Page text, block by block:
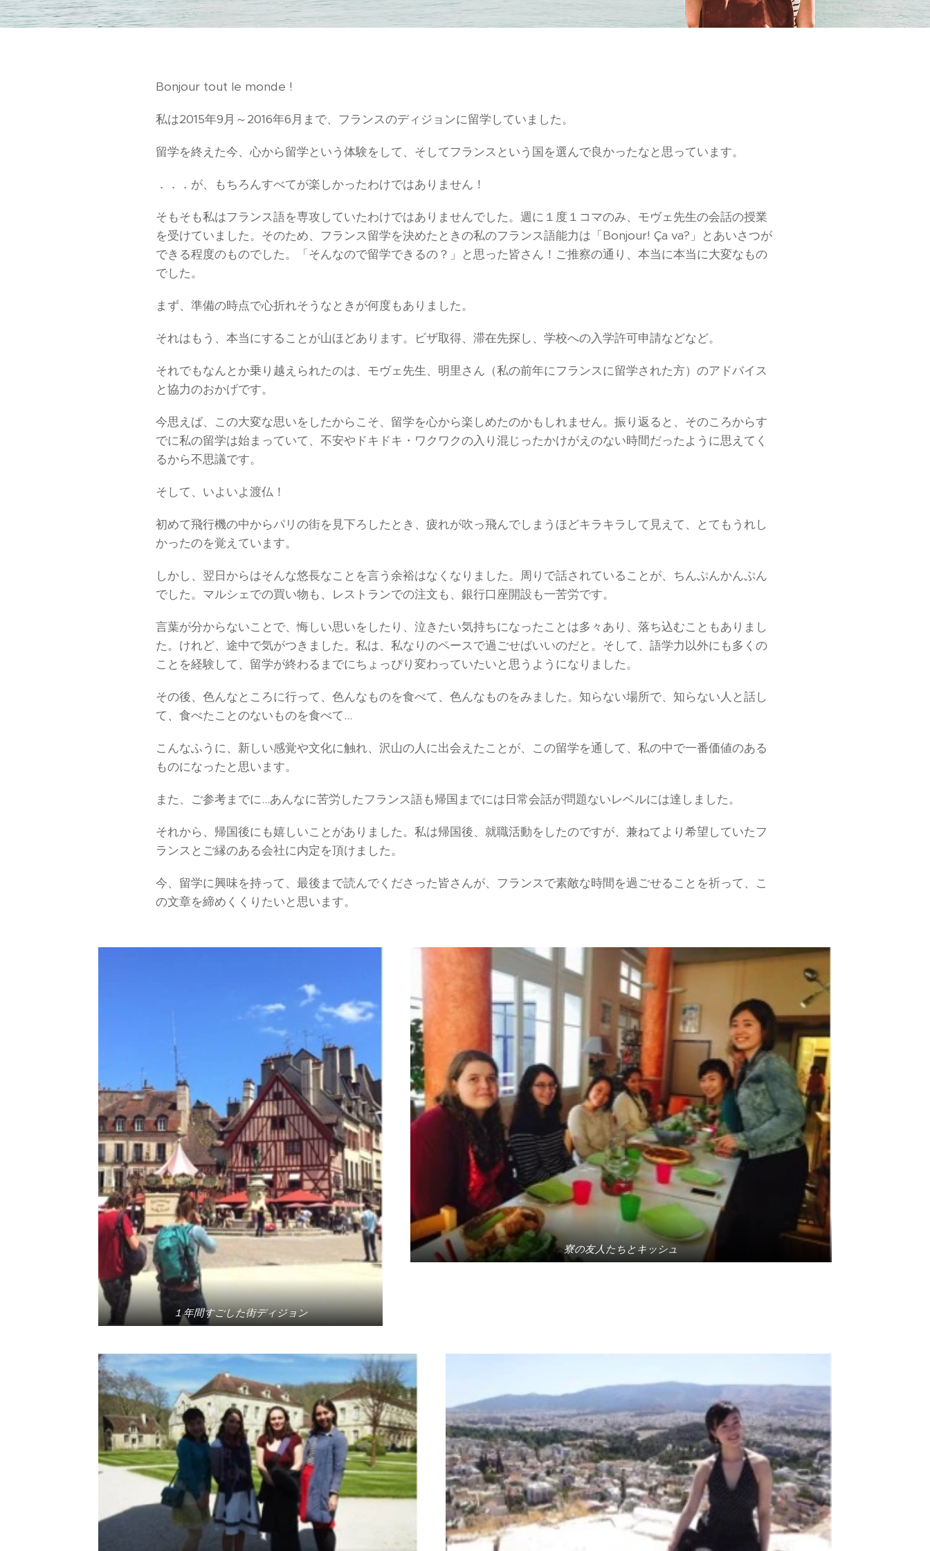
Bonjour tout le monde !
私は2015年9月～2016年6月まで、フランスのディジョンに留学していました。
留学を終えた今、心から留学という体験をして、そしてフランスという国を選んで良かったなと思っています。
．．．が、もちろんすべてが楽しかったわけではありません！
そもそも私はフランス語を専攻していたわけではありませんでした。週に１度１コマのみ、モヴェ先生の会話の授業
を受けていました。そのため、フランス留学を決めたときの私のフランス語能力は「Bonjour! Ça va?」とあいさつが
できる程度のものでした。「そんなので留学できるの？」と思った皆さん！ご推察の通り、本当に本当に大変なもの
でした。
まず、準備の時点で心折れそうなときが何度もありました。
それはもう、本当にすることが山ほどあります。ビザ取得、滞在先探し、学校への入学許可申請などなど。
それでもなんとか乗り越えられたのは、モヴェ先生、明里さん（私の前年にフランスに留学された方）のアドバイス
と協力のおかげです。
今思えば、この大変な思いをしたからこそ、留学を心から楽しめたのかもしれません。振り返ると、そのころからす
でに私の留学は始まっていて、不安やドキドキ・ワクワクの入り混じったかけがえのない時間だったように思えてく
るから不思議です。
そして、いよいよ渡仏！
初めて飛行機の中からパリの街を見下ろしたとき、疲れが吹っ飛んでしまうほどキラキラして見えて、とてもうれし
かったのを覚えています。
しかし、翌日からはそんな悠長なことを言う余裕はなくなりました。周りで話されていることが、ちんぷんかんぷん
でした。マルシェでの買い物も、レストランでの注文も、銀行口座開設も一苦労です。
言葉が分からないことで、悔しい思いをしたり、泣きたい気持ちになったことは多々あり、落ち込むこともありまし
た。けれど、途中で気がつきました。私は、私なりのペースで過ごせばいいのだと。そして、語学力以外にも多くの
ことを経験して、留学が終わるまでにちょっぴり変わっていたいと思うようになりました。
その後、色んなところに行って、色んなものを食べて、色んなものをみました。知らない場所で、知らない人と話し
て、食べたことのないものを食べて…
こんなふうに、新しい感覚や文化に触れ、沢山の人に出会えたことが、この留学を通して、私の中で一番価値のある
ものになったと思います。
また、ご参考までに…あんなに苦労したフランス語も帰国までには日常会話が問題ないレベルには達しました。
それから、帰国後にも嬉しいことがありました。私は帰国後、就職活動をしたのですが、兼ねてより希望していたフ
ランスとご縁のある会社に内定を頂けました。
今、留学に興味を持って、最後まで読んでくださった皆さんが、フランスで素敵な時間を過ごせることを祈って、こ
の文章を締めくくりたいと思います。
１年間すごした街ディジョン
寮の友人たちとキッシュ